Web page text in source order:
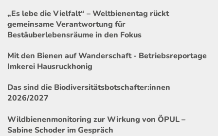
„Es lebe die Vielfalt“ – Weltbienentag rückt
gemeinsame Verantwortung für
Bestäuberlebensräume in den Fokus
Mit den Bienen auf Wanderschaft - Betriebsreportage
Imkerei Hausruckhonig
Das sind die Biodiversitätsbotschafter:innen
2026/2027
Wildbienenmonitoring zur Wirkung von ÖPUL –
Sabine Schoder im Gespräch